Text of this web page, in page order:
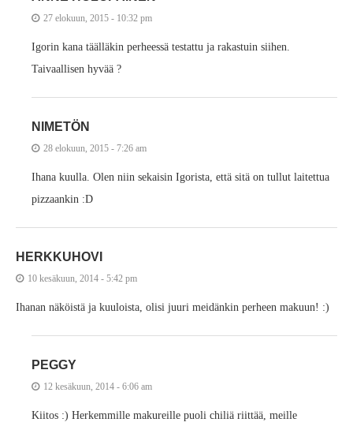
27 elokuun, 2015 - 10:32 pm
Igorin kana täälläkin perheessä testattu ja rakastuin siihen.
Taivaallisen hyvää ?
NIMETÖN
28 elokuun, 2015 - 7:26 am
Ihana kuulla. Olen niin sekaisin Igorista, että sitä on tullut laitettua
pizzaankin :D
HERKKUHOVI
10 kesäkuun, 2014 - 5:42 pm
Ihanan näköistä ja kuuloista, olisi juuri meidänkin perheen makuun! :)
PEGGY
12 kesäkuun, 2014 - 6:06 am
Kiitos :) Herkemmille makureille puoli chiliä riittää, meille